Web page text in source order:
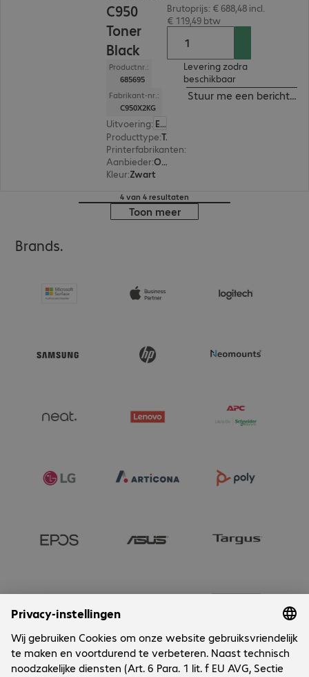
C950
Toner
Black
Productnr.:
685695
Fabrikant-nr.:
C950X2KG
Uitvoering: Europa
Producttype: Toner
Printerfabrikanten:
Aanbieder:
Origineel
Kleur:Zwart
Brutoprijs: € 688,48 incl.
€ 119,49 btw
Levering zodra
beschikbaar
Stuur me een bericht
4 van 4 resultaten
Toon meer
Brands.